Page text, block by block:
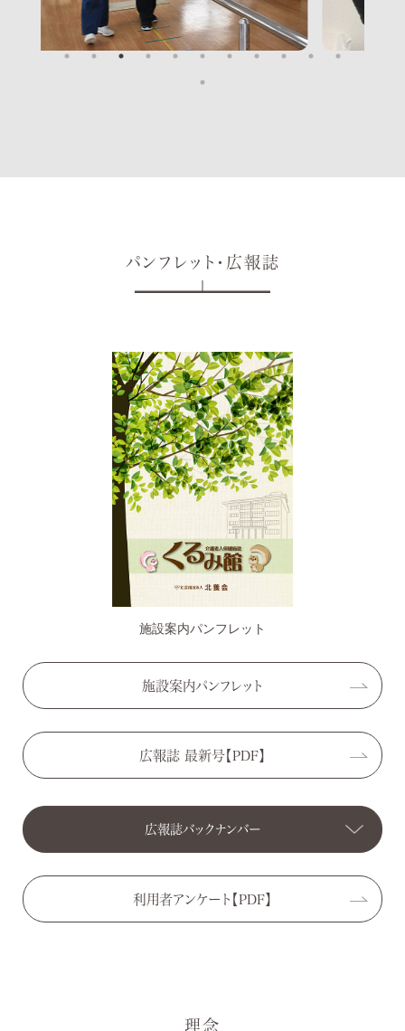
パンフレット・広報誌
施設案内パンフレット
施設案内パンフレット
広報誌 最新号【PDF】
広報誌バックナンバー
よつば 第53号（令和4年1月発行）
利用者アンケート【PDF】
理念